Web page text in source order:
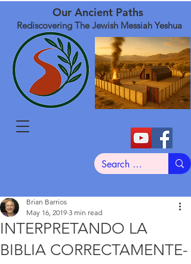
Our Ancient Paths
Rediscovering The Jewish Messiah Yeshua
INTERPRETANDO LA
BIBLIA CORRECTAMENTE-
Brian Barrios
May 16, 2019 3 min read